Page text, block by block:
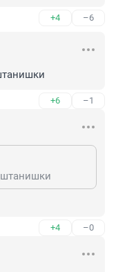
+4 –6
+6 –1
штанишки
+4 –0